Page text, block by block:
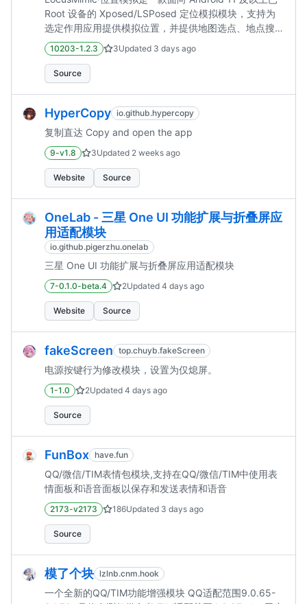
Root 设备的 Xposed/LSPosed 定位模拟模块，支持为
选定作用应用提供模拟位置，并提供地图选点、地点搜
索、收藏、当前位置与位置参数配置。
10203-1.2.3 3Updated 3 days ago
Source
HyperCopy io.github.hypercopy
复制直达 Copy and open the app
9-v1.8 3Updated 2 weeks ago
Website Source
OneLab - 三星 One UI 功能扩展与折叠屏应
用适配模块
io.github.pigerzhu.onelab
三星 One UI 功能扩展与折叠屏应用适配模块
7-0.1.0-beta.4 2Updated 4 days ago
Website Source
fakeScreen top.chuyb.fakeScreen
电源按键行为修改模块，设置为仅熄屏。
1-1.0 2Updated 4 days ago
Source
FunBox have.fun
QQ/微信/TIM表情包模块,支持在QQ/微信/TIM中使用表
情面板和语音面板以保存和发送表情和语音
2173-v2173 186Updated 3 days ago
Source
模了个块 lzlnb.cnm.hook
一个全新的QQ/TIM功能增强模块 QQ适配范围9.0.65-